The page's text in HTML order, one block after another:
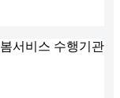
서비스 수행기관